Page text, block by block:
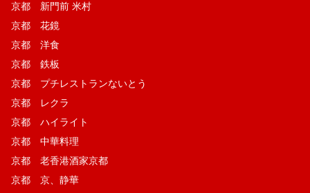
京都 新門前 米村
京都 花鏡
京都 洋食
京都 鉄板
京都 プチレストランないとう
京都 レクラ
京都 ハイライト
京都 中華料理
京都 老香港酒家京都
京都 京、静華